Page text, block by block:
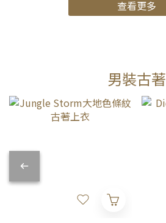
查看更多
男裝古著